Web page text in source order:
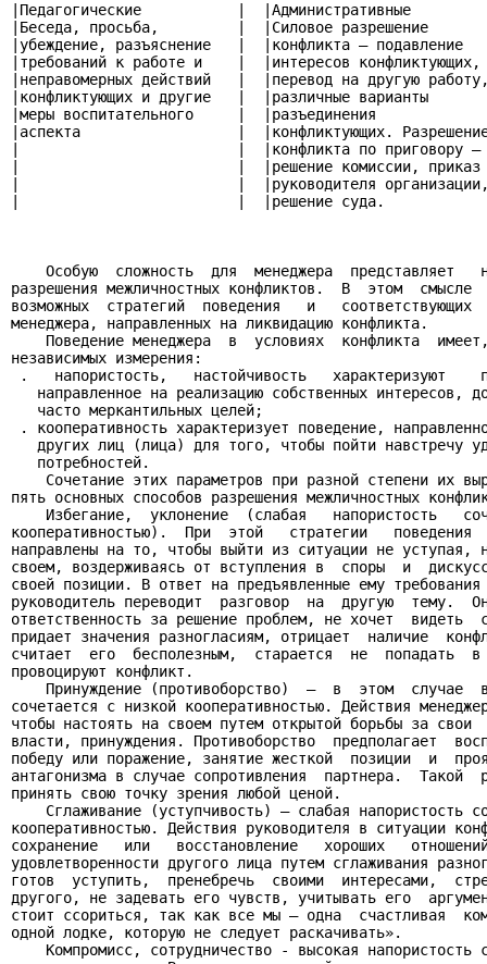
|Педагогические           |  |Административные
|Беседа, просьба,         |  |Силовое разрешение
|убеждение, разъяснение   |  |конфликта – подавление
|требований к работе и    |  |интересов
|неправомерных действий   |  |перевод на другую
|конфликтующих и другие   |  |различные варианты
|меры воспитательного     |  |разъединения
|аспекта                  |  |конфликтующих.
|                         |  |конфликта по приговору
|                         |  |решение комиссии,
|                         |  |руководителя
|                         |  |решение суда.
Особую  сложность  для  менеджера  представляет
разрешения межличностных конфликтов.  В  этом  смысле
возможных  стратегий  поведения   и   соответствующих
менеджера, направленных на ликвидацию конфликта.
Поведение менеджера  в  условиях  конфликта
независимых измерения:
.   напористость,   настойчивость   характеризуют
направленное на реализацию собственных интересов,
   часто меркантильных целей;
. кооперативность характеризует поведение,
других лиц (лица) для того, чтобы пойти навстречу
   потребностей.
Сочетание этих параметров при разной степени их
пять основных способов разрешения межличностных
Избегание,  уклонение  (слабая   напористость
кооперативностью).  При  этой   стратегии   поведения
направлены на то, чтобы выйти из ситуации не
своем, воздерживаясь от вступления в  споры  и
своей позиции. В ответ на предъявленные ему
руководитель переводит  разговор  на  другую  тему.
ответственность за решение проблем, не хочет  видеть
придает значения разногласиям, отрицает  наличие
считает  его  бесполезным,  старается  не  попадать
провоцируют конфликт.
Принуждение (противоборство)  —  в  этом  случае
сочетается с низкой кооперативностью. Действия
чтобы настоять на своем путем открытой борьбы за свои
власти, принуждения. Противоборство  предполагает
победу или поражение, занятие жесткой  позиции  и
антагонизма в случае сопротивления  партнера.  Такой
принять свою точку зрения любой ценой.
Сглаживание (уступчивость) — слабая напористость
кооперативностью. Действия руководителя в ситуации
сохранение   или   восстановление   хороших
удовлетворенности другого лица путем сглаживания
готов  уступить,  пренебречь  своими  интересами,
другого, не задевать его чувств, учитывать его
стоит ссориться, так как все мы — одна  счастливая
одной лодке, которую не следует раскачивать».
Компромисс, сотрудничество - высокая напористость